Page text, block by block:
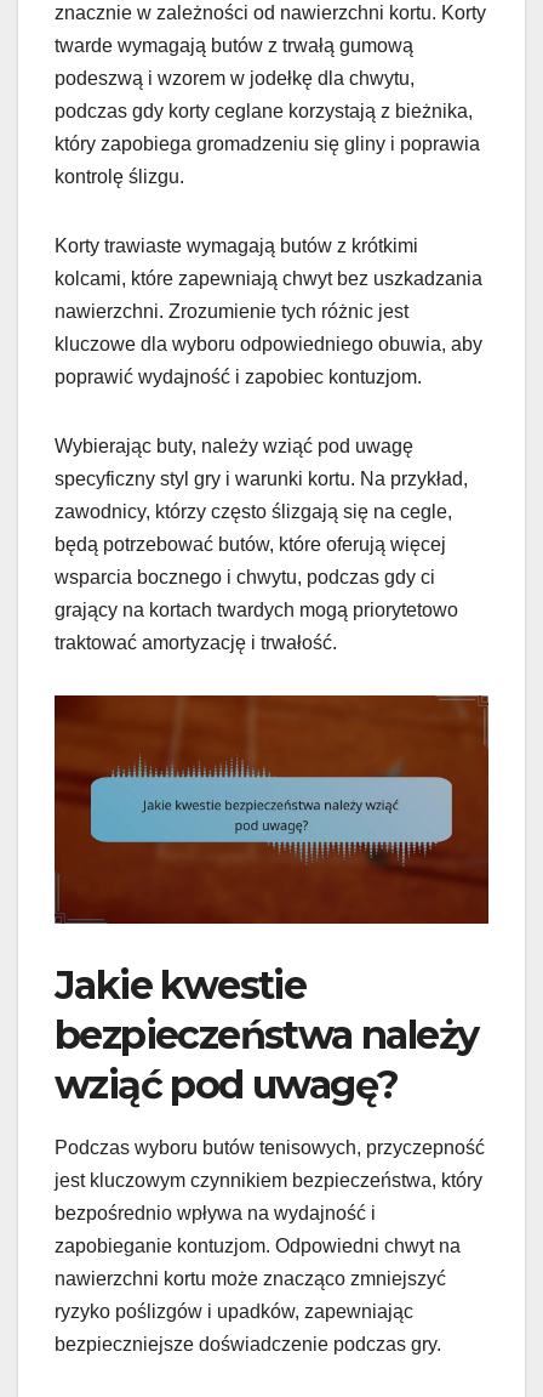
znacznie w zależności od nawierzchni kortu. Korty
twarde wymagają butów z trwałą gumową
podeszwą i wzorem w jodełkę dla chwytu,
podczas gdy korty ceglane korzystają z bieżnika,
który zapobiega gromadzeniu się gliny i poprawia
kontrolę ślizgu.
Korty trawiaste wymagają butów z krótkimi
kolcami, które zapewniają chwyt bez uszkadzania
nawierzchni. Zrozumienie tych różnic jest
kluczowe dla wyboru odpowiedniego obuwia, aby
poprawić wydajność i zapobiec kontuzjom.
Wybierając buty, należy wziąć pod uwagę
specyficzny styl gry i warunki kortu. Na przykład,
zawodnicy, którzy często ślizgają się na cegle,
będą potrzebować butów, które oferują więcej
wsparcia bocznego i chwytu, podczas gdy ci
grający na kortach twardych mogą priorytetowo
traktować amortyzację i trwałość.
Jakie kwestie
bezpieczeństwa należy
wziąć pod uwagę?
Podczas wyboru butów tenisowych, przyczepność
jest kluczowym czynnikiem bezpieczeństwa, który
bezpośrednio wpływa na wydajność i
zapobieganie kontuzjom. Odpowiedni chwyt na
nawierzchni kortu może znacząco zmniejszyć
ryzyko poślizgów i upadków, zapewniając
bezpieczniejsze doświadczenie podczas gry.